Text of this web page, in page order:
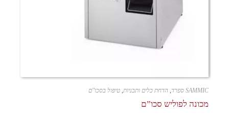
SAMMIC ספרד , הדחת כלים ותבניות, טיפול בסכו"ם
מכונה לפוליש סכו”ם